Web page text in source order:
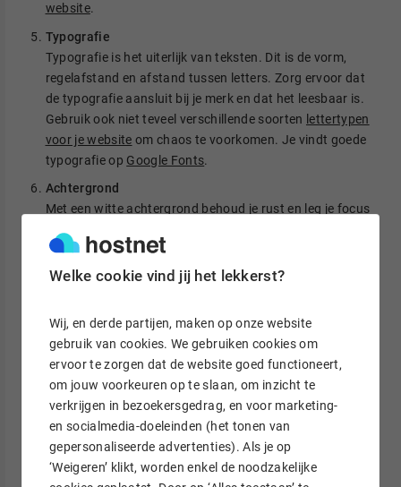
Welke cookie vind jij het lekkerst?
Wij, en derde partijen, maken op onze website
gebruik van cookies. We gebruiken cookies om
ervoor te zorgen dat de website goed functioneert,
om jouw voorkeuren op te slaan, om inzicht te
verkrijgen in bezoekersgedrag, en voor marketing-
en socialmedia-doeleinden (het tonen van
gepersonaliseerde advertenties). Als je op
‘Weigeren’ klikt, worden enkel de noodzakelijke
website.
Typografie
Typografie is het uiterlijk van teksten. Dit is de vorm,
regelafstand en afstand tussen letters. Zorg ervoor dat
de typografie aansluit bij je merk en dat het leesbaar is.
Gebruik ook niet teveel verschillende soorten lettertypen
voor je website om chaos te voorkomen. Je vindt goede
typografie op Google Fonts.
Achtergrond
Met een witte achtergrond behoud je rust en leg je focus
afbeelding gebruiken om het website ontwerp een
spannend uiterlijk te geven. Zorg er echter voor dat de
Beelden
Beelden ondersteunen de boodschap op een pagina. Ze
verduidelijken complexe onderwerpen, zodat bezoekers
begrijpen wat je wilt uitdragen. Onder beelden vallen
(stock)foto’s, illustraties, infographics, kaarten, iconen,
video’s en meer.
Animaties